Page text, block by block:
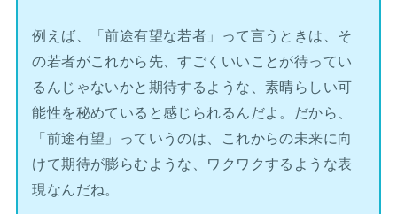
例えば、「前途有望な若者」って言うときは、そ
の若者がこれから先、すごくいいことが待ってい
るんじゃないかと期待するような、素晴らしい可
能性を秘めていると感じられるんだよ。だから、
「前途有望」っていうのは、これからの未来に向
けて期待が膨らむような、ワクワクするような表
現なんだね。